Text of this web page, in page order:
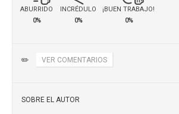
ABURRIDO
0%
INCRÉDULO
0%
¡BUEN TRABAJO!
0%
✏️ VER COMENTARIOS
SOBRE EL AUTOR